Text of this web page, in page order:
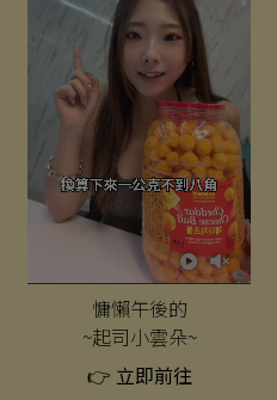
慵懶午後的
~起司小雲朵~
👉 立即前往